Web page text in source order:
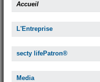
Accueil
L'Entreprise
secty lifePatron®
Media